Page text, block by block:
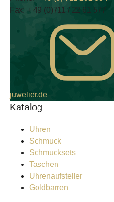
Fax: + 49 (0)711 / 22 61 577
juwelier.de
Katalog
Uhren
Schmuck
Schmucksets
Taschen
Uhrenaufsteller
Goldbarren